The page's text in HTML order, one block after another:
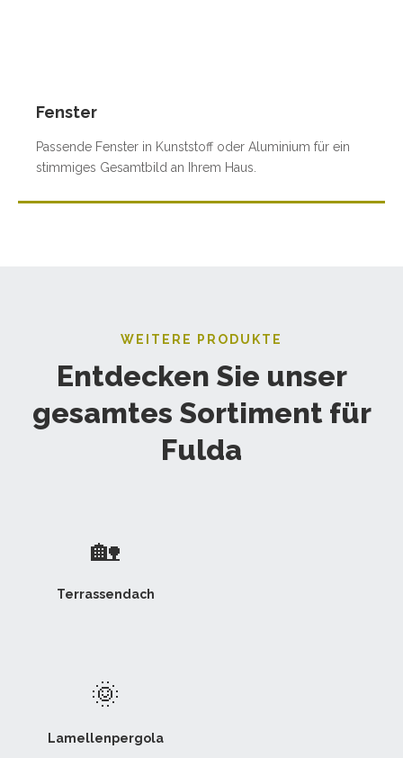
Fenster
Passende Fenster in Kunststoff oder Aluminium für ein
stimmiges Gesamtbild an Ihrem Haus.
WEITERE PRODUKTE
Entdecken Sie unser
gesamtes Sortiment für
Fulda
🏡
Terrassendach
🌞
Lamellenpergola